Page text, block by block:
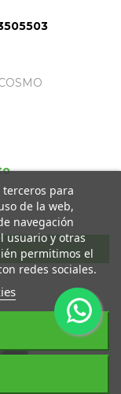
para
de la web,
navegación
usuario y otras
permitimos el
redes sociales.